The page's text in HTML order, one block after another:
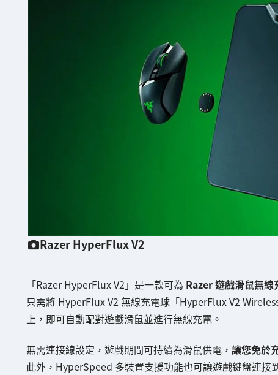
Razer HyperFlux V2
「Razer HyperFlux V2」是一款可為 Razer 遊戲滑鼠無線
只需將 HyperFlux V2 無線充電球「HyperFlux V2
上，即可自動配對遊戲滑鼠並進行無線充電。
無需連接線設定，遊戲期間可持續為滑鼠供電， 讓您免於
此外，HyperSpeed 多裝置支援功能也可讓遊戲鍵盤連接